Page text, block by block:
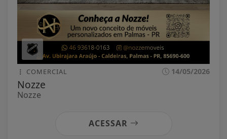
COMERCIAL 14/05/2026
Nozze
Nozze
ACESSAR